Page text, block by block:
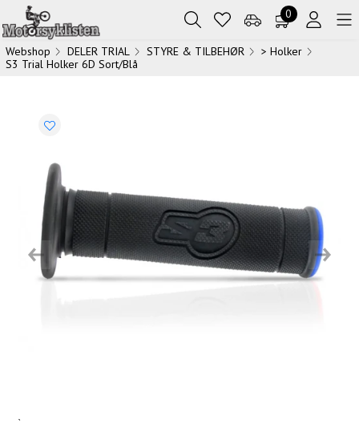
0
Webshop DELER TRIAL STYRE & TILBEHØR
> Holker
S3 Trial Holker 6D Sort/Blå
Previous Next
`